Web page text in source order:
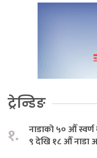
ट्रेन्डिङ
१.
नाडाको ५० औँ स्वर्ण
९ देखि १८ औँ नाडा